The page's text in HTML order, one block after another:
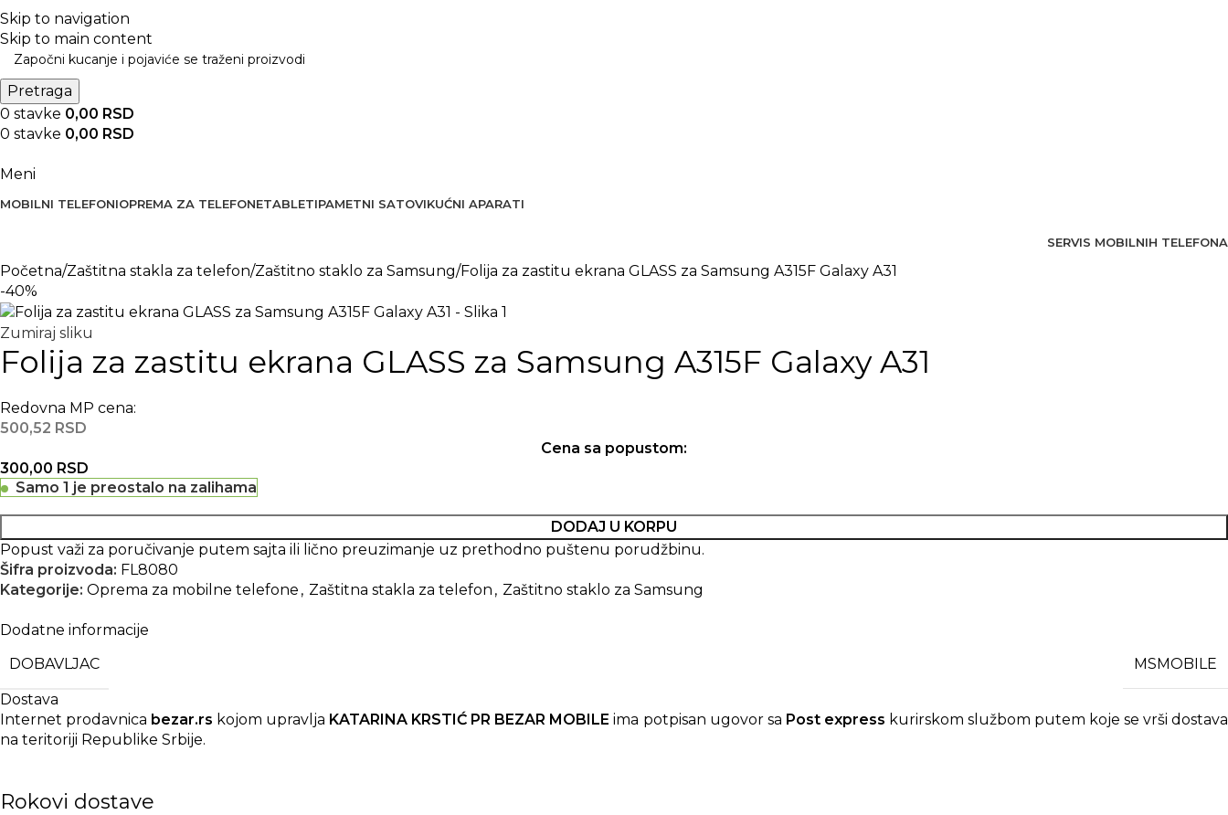
Skip to navigation
Skip to main content
BESPLATNA DOSTAVA PREKO 5000 RSD
Pretraga
0 stavke 0,00 RSD
0 stavke 0,00 RSD
Meni
MOBILNI TELEFONIOPREMA ZA TELEFONETABLETIPAMETNI SATOVIKUĆNI APARATI
SERVIS MOBILNIH TELEFONA
Početna Zaštitna stakla za telefon Zaštitno staklo za Samsung Folija za zastitu ekrana GLASS za Samsung A315F Galaxy A31
-40%
Zumiraj sliku
Folija za zastitu ekrana GLASS za Samsung A315F Galaxy A31
Redovna MP cena:
500,52 RSD
Cena sa popustom:
300,00 RSD
Samo 1 je preostalo na zalihama
DODAJ U KORPU
Popust važi za poručivanje putem sajta ili lično preuzimanje uz prethodno puštenu porudžbinu.
Šifra proizvoda: FL8080
Kategorije: Oprema za mobilne telefone , Zaštitna stakla za telefon , Zaštitno staklo za Samsung
Dodatne informacije
DOBAVLJAC
MSMOBILE
Dostava
Internet prodavnica bezar.rs kojom upravlja KATARINA KRSTIĆ PR BEZAR MOBILE ima potpisan ugovor sa Post express kurirskom službom putem koje se vrši dostava
na teritoriji Republike Srbije.
Rokovi dostave